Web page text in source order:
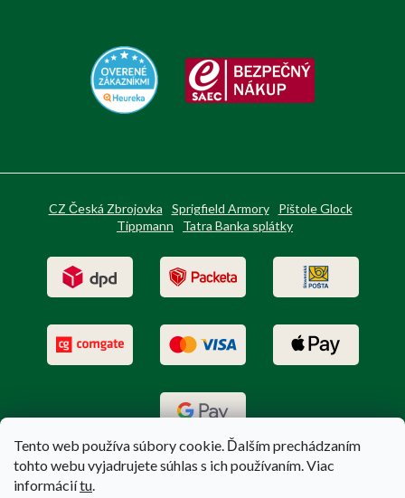
Tento web používa súbory cookie. Ďalším prechádzaním
tohto webu vyjadrujete súhlas s ich používaním. Viac
informáciítu.
CZ Česká Zbrojovka Sprigfield Armory
Pištole Glock
Tippmann
Tatra Banka splátky